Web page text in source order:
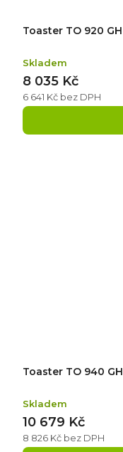
Toaster TO 920 GH
Skladem
6 641 Kč bez DPH
8 035 Kč
Toaster TO 940 GH
Skladem
8 826 Kč bez DPH
10 679 Kč